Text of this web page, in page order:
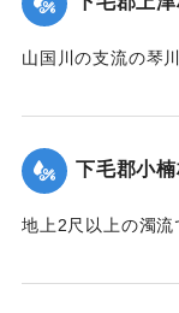
山国川の支流の琴
｜固有コード:
下毛郡小
地上2尺以上の濁流